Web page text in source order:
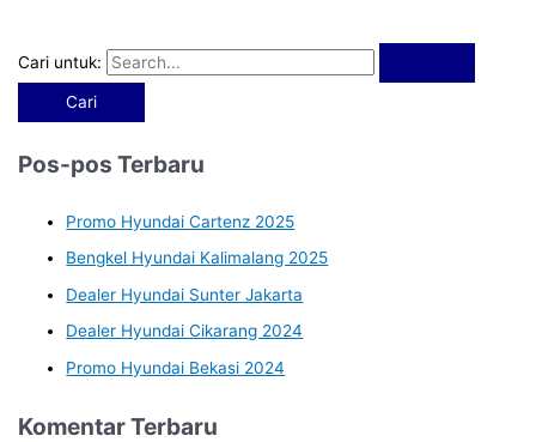
Cari untuk:
Pos-pos Terbaru
Promo Hyundai Cartenz 2025
Bengkel Hyundai Kalimalang 2025
Dealer Hyundai Sunter Jakarta
Dealer Hyundai Cikarang 2024
Promo Hyundai Bekasi 2024
Komentar Terbaru